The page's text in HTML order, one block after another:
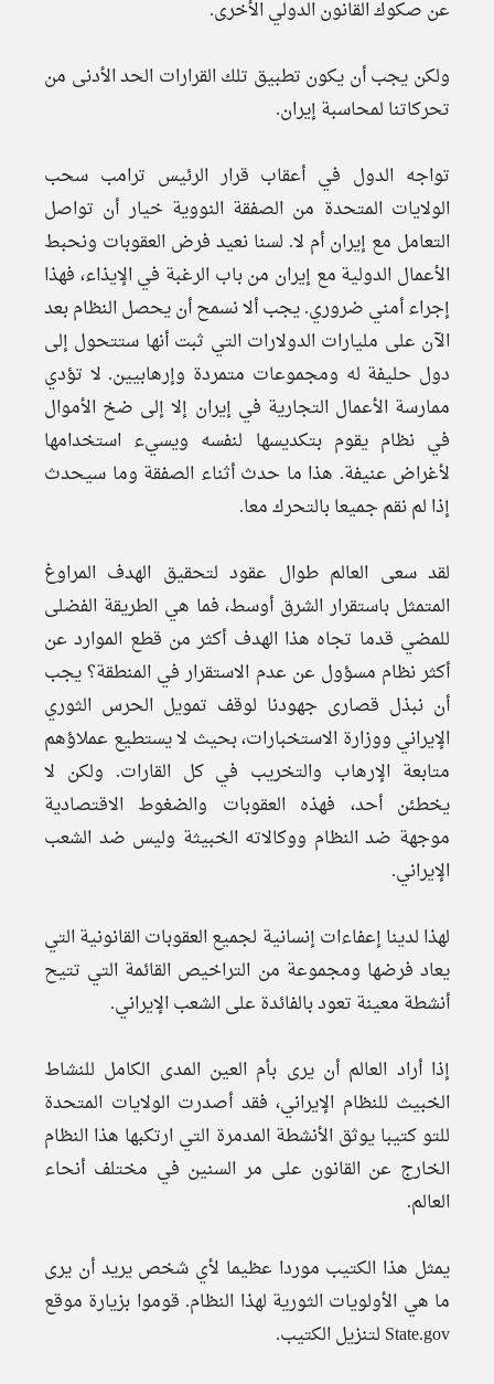
عن صكوك القانون الدولي الأخرى.
ولكن يجب أن يكون تطبيق تلك القرارات الحد الأدنى من
تحركاتنا لمحاسبة إيران.
تواجه الدول في أعقاب قرار الرئيس ترامب سحب
الولايات المتحدة من الصفقة النووية خيار أن تواصل
التعامل مع إيران أم لا. لسنا نعيد فرض العقوبات ونحبط
الأعمال الدولية مع إيران من باب الرغبة في الإيذاء، فهذا
إجراء أمني ضروري. يجب ألا نسمح أن يحصل النظام بعد
الآن على مليارات الدولارات التي ثبت أنها ستتحول إلى
دول حليفة له ومجموعات متمردة وإرهابيين. لا تؤدي
ممارسة الأعمال التجارية في إيران إلا إلى ضخ الأموال
في نظام يقوم بتكديسها لنفسه ويسيء استخدامها
لأغراض عنيفة. هذا ما حدث أثناء الصفقة وما سيحدث
إذا لم نقم جميعا بالتحرك معا.
لقد سعى العالم طوال عقود لتحقيق الهدف المراوغ
المتمثل باستقرار الشرق أوسط، فما هي الطريقة الفضلى
للمضي قدما تجاه هذا الهدف أكثر من قطع الموارد عن
أكثر نظام مسؤول عن عدم الاستقرار في المنطقة؟ يجب
أن نبذل قصارى جهودنا لوقف تمويل الحرس الثوري
الإيراني ووزارة الاستخبارات، بحيث لا يستطيع عملاؤهم
متابعة الإرهاب والتخريب في كل القارات. ولكن لا
يخطئن أحد، فهذه العقوبات والضغوط الاقتصادية
موجهة ضد النظام ووكالاته الخبيثة وليس ضد الشعب
الإيراني.
لهذا لدينا إعفاءات إنسانية لجميع العقوبات القانونية التي
يعاد فرضها ومجموعة من التراخيص القائمة التي تتيح
أنشطة معينة تعود بالفائدة على الشعب الإيراني.
إذا أراد العالم أن يرى بأم العين المدى الكامل للنشاط
الخبيث للنظام الإيراني، فقد أصدرت الولايات المتحدة
للتو كتيبا يوثق الأنشطة المدمرة التي ارتكبها هذا النظام
الخارج عن القانون على مر السنين في مختلف أنحاء
العالم.
يمثل هذا الكتيب موردا عظيما لأي شخص يريد أن يرى
ما هي الأولويات الثورية لهذا النظام. قوموا بزيارة موقع
State.gov لتنزيل الكتيب.